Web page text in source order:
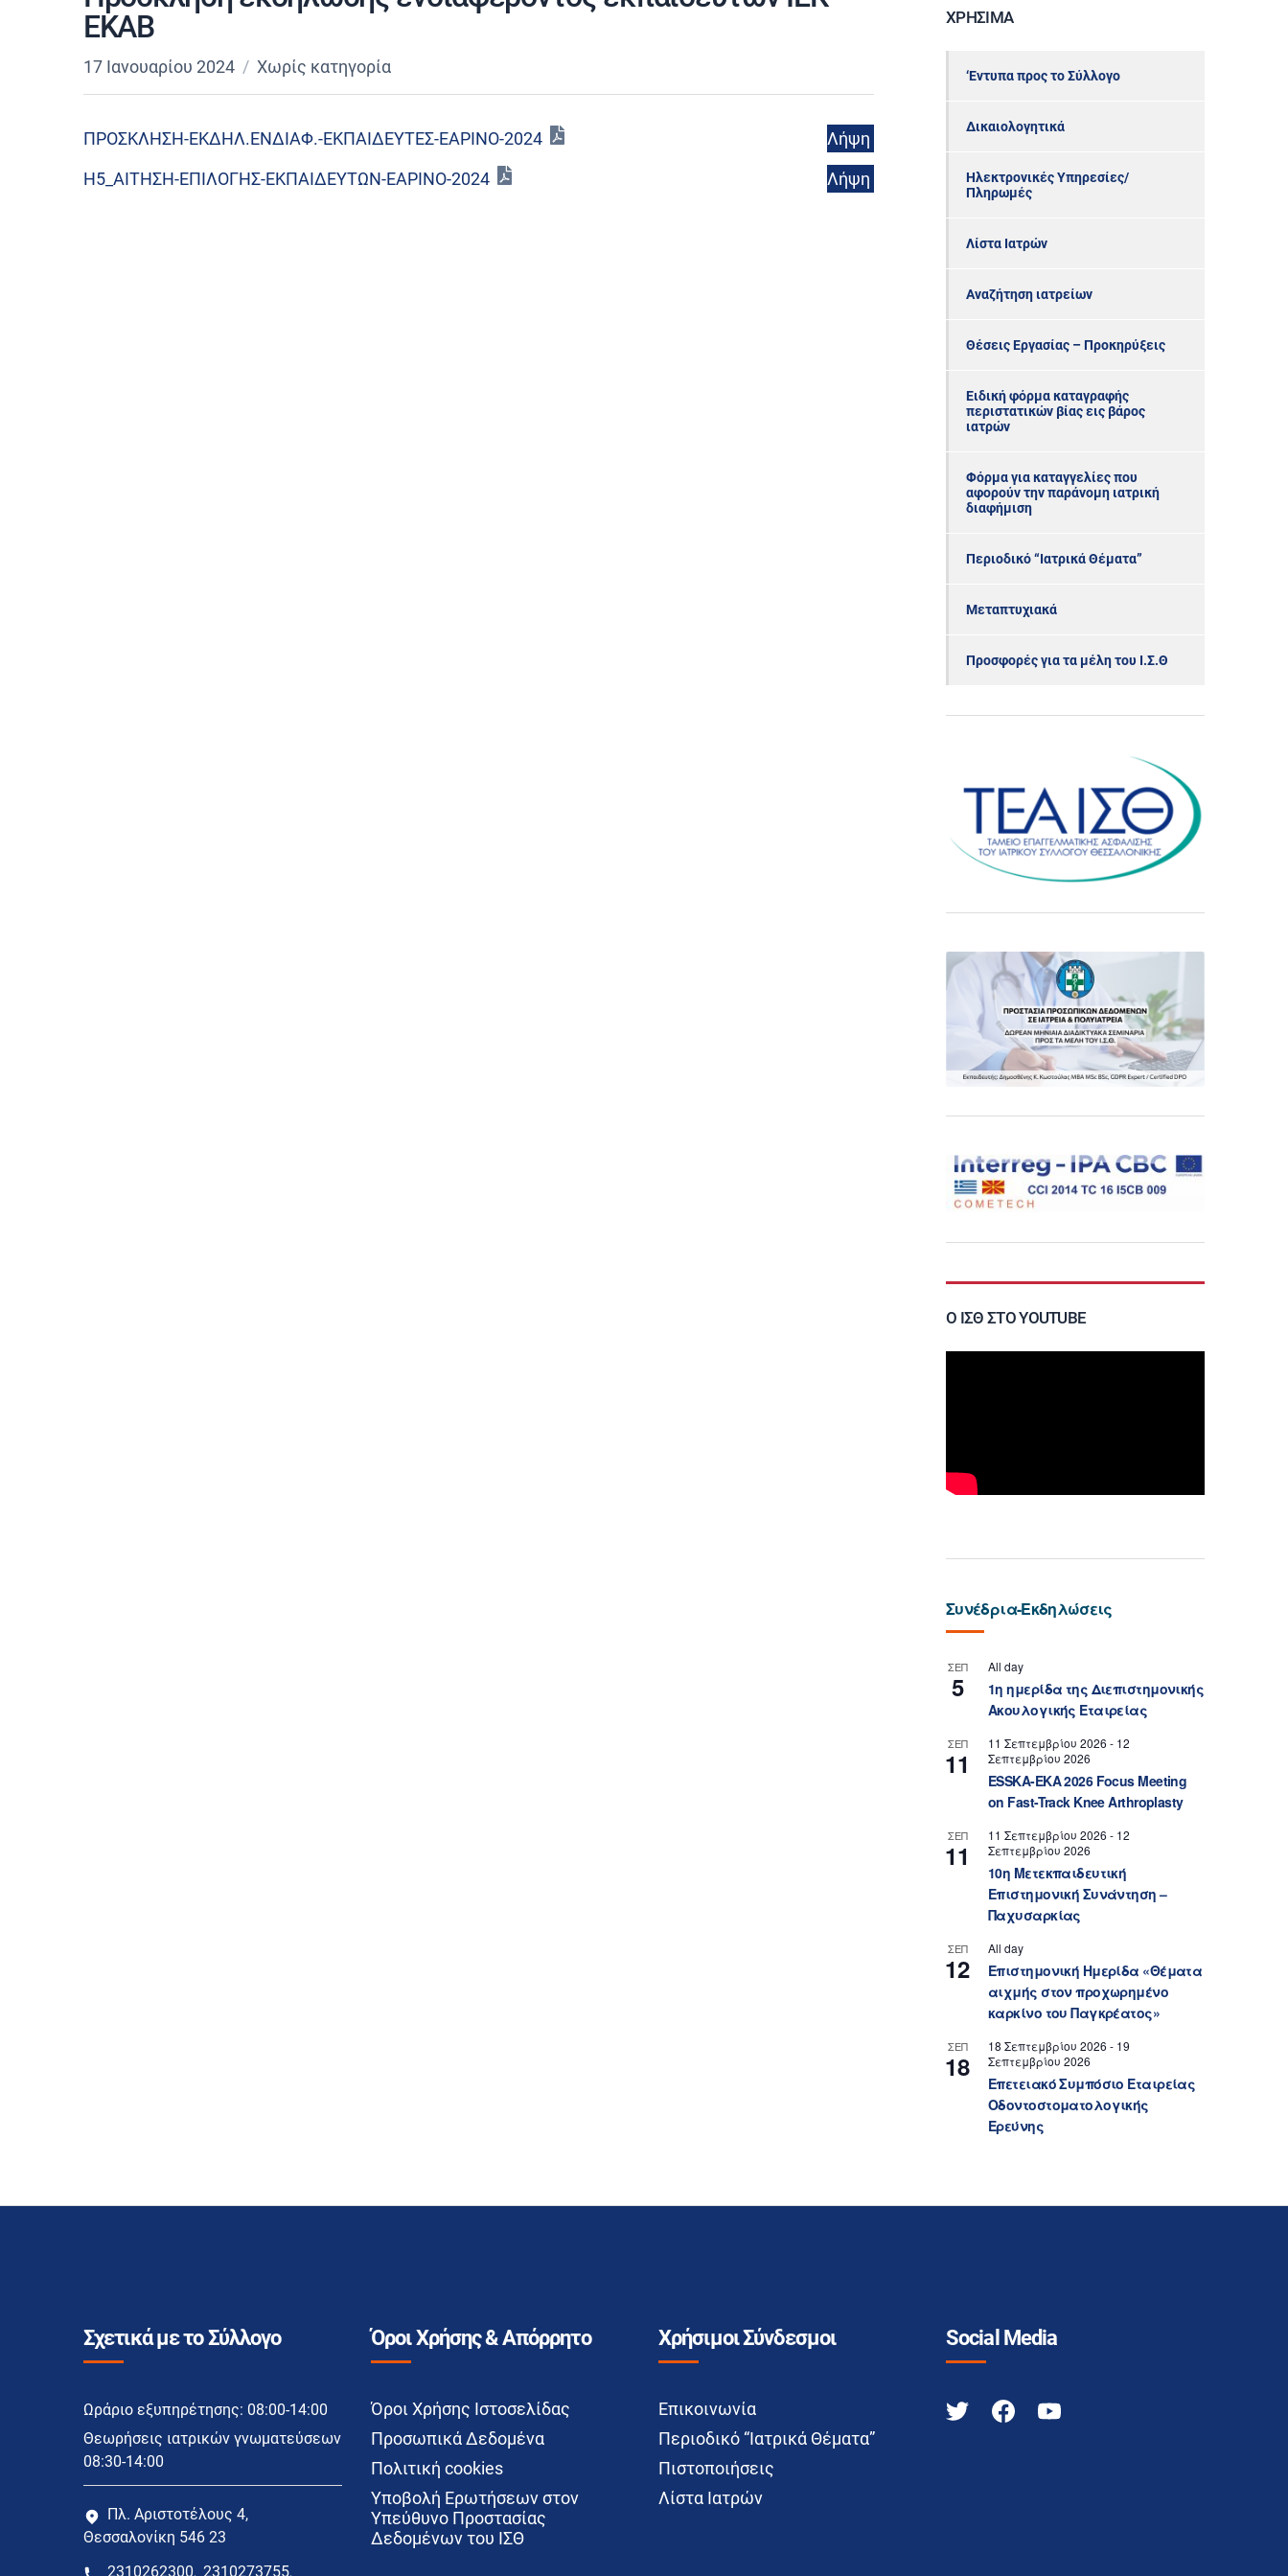
ΕΚΑΒ
17 Ιανουαρίου 2024 Χωρίς κατηγορία
ΠΡΟΣΚΛΗΣΗ-ΕΚΔΗΛ.ΕΝΔΙΑΦ.-ΕΚΠΑΙΔΕΥΤΕΣ-ΕΑΡΙΝΟ-2024 Λήψη
Η5_ΑΙΤΗΣΗ-ΕΠΙΛΟΓΗΣ-ΕΚΠΑΙΔΕΥΤΩΝ-ΕΑΡΙΝΟ-2024 Λήψη
ΧΡΉΣΙΜΑ
‘Εντυπα προς το Σύλλογο
Δικαιολογητικά
Ηλεκτρονικές Υπηρεσίες/
Πληρωμές
Λίστα Ιατρών
Αναζήτηση ιατρείων
Θέσεις Εργασίας – Προκηρύξεις
Ειδική φόρμα καταγραφής
περιστατικών βίας εις βάρος
ιατρών
Φόρμα για καταγγελίες που
αφορούν την παράνομη ιατρική
διαφήμιση
Περιοδικό “Ιατρικά Θέματα”
Μεταπτυχιακά
Προσφορές για τα μέλη του Ι.Σ.Θ
Ο ΙΣΘ ΣΤΟ YOUTUBE
Συνέδρια-Εκδηλώσεις
ΣΕΠ
5
All day
1η ημερίδα της Διεπιστημονικής
Ακουλογικής Εταιρείας
ΣΕΠ
11
11 Σεπτεμβρίου 2026 - 12
Σεπτεμβρίου 2026
ESSKA-EKA 2026 Focus Meeting
on Fast-Track Knee Arthroplasty
ΣΕΠ
11
11 Σεπτεμβρίου 2026 - 12
Σεπτεμβρίου 2026
10η Μετεκπαιδευτική
Επιστημονική Συνάντηση –
Παχυσαρκίας
ΣΕΠ
12
All day
Επιστημονική Ημερίδα «Θέματα
αιχμής στον προχωρημένο
καρκίνο του Παγκρέατος»
ΣΕΠ
18
18 Σεπτεμβρίου 2026 - 19
Σεπτεμβρίου 2026
Επετειακό Συμπόσιο Εταιρείας
Οδοντοστοματολογικής
Ερεύνης
Σχετικά με το Σύλλογο
Ωράριο εξυπηρέτησης: 08:00-14:00
Θεωρήσεις ιατρικών γνωματεύσεων
08:30-14:00
Πλ. Αριστοτέλους 4,
Θεσσαλονίκη 546 23
2310262300, 2310273755,
Όροι Χρήσης & Απόρρητο
Όροι Χρήσης Ιστοσελίδας
Προσωπικά Δεδομένα
Πολιτική cookies
Υποβολή Ερωτήσεων στον
Υπεύθυνο Προστασίας
Δεδομένων του ΙΣΘ
Χρήσιμοι Σύνδεσμοι
Επικοινωνία
Περιοδικό “Ιατρικά Θέματα”
Πιστοποιήσεις
Λίστα Ιατρών
Social Media